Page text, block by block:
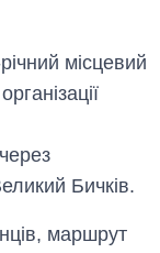
місцевий
Бичків.
маршрут